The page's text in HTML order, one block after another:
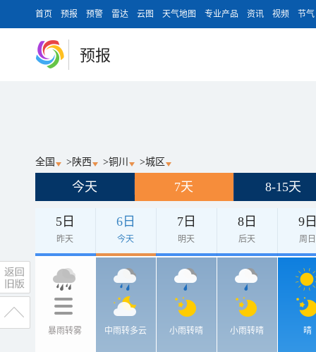
首页 预报 预警 雷达 云图 天气地图 专业产品 资讯 视频 节气
预报
全国 > 陕西 >铜川 >城区
今天 7天 8-15天
5日
昨天
6日
今天
7日
明天
8日
后天
9
周日
暴雨转雾 中雨转多云 小雨转晴 小雨转晴 晴